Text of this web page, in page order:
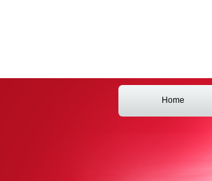
Home